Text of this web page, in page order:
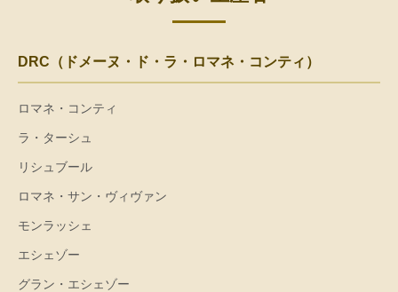
DRC（ドメーヌ・ド・ラ・ロマネ・コンティ）
ロマネ・コンティ
ラ・ターシュ
リシュブール
ロマネ・サン・ヴィヴァン
モンラッシェ
エシェゾー
グラン・エシェゾー